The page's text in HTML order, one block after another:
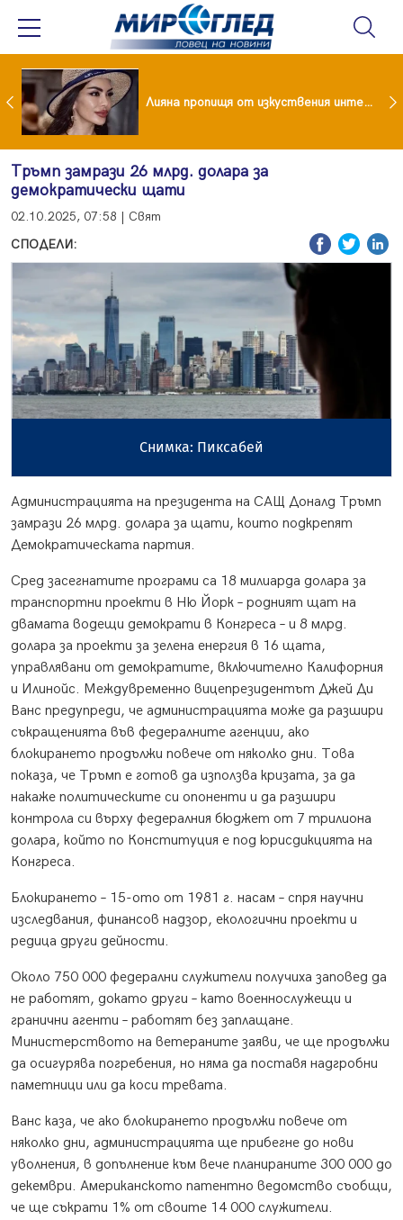
Популярен риалити герой заряза жена си заради друга Лияна пропищя от изкуствения интелект
Тръмп замрази 26 млрд. долара за
демократически щати
02.10.2025, 07:58 | Свят
СПОДЕЛИ:
Снимка: Пиксабей
Администрацията на президента на САЩ Доналд Тръмп
замрази 26 млрд. долара за щати, които подкрепят
Демократическата партия.
Сред засегнатите програми са 18 милиарда долара за
транспортни проекти в Ню Йорк – родният щат на
двамата водещи демократи в Конгреса – и 8 млрд.
долара за проекти за зелена енергия в 16 щата,
управлявани от демократите, включително Калифорния
и Илинойс. Междувременно вицепрезидентът Джей Ди
Ванс предупреди, че администрацията може да разшири
съкращенията във федералните агенции, ако
блокирането продължи повече от няколко дни. Това
показа, че Тръмп е готов да използва кризата, за да
накаже политическите си опоненти и да разшири
контрола си върху федералния бюджет от 7 трилиона
долара, който по Конституция е под юрисдикцията на
Конгреса.
Блокирането – 15-ото от 1981 г. насам – спря научни
изследвания, финансов надзор, екологични проекти и
редица други дейности.
Около 750 000 федерални служители получиха заповед да
не работят, докато други – като военнослужещи и
гранични агенти – работят без заплащане.
Министерството на ветераните заяви, че ще продължи
да осигурява погребения, но няма да поставя надгробни
паметници или да коси тревата.
Ванс каза, че ако блокирането продължи повече от
няколко дни, администрацията ще прибегне до нови
уволнения, в допълнение към вече планираните 300 000 до
декември. Американското патентно ведомство съобщи,
че ще съкрати 1% от своите 14 000 служители.